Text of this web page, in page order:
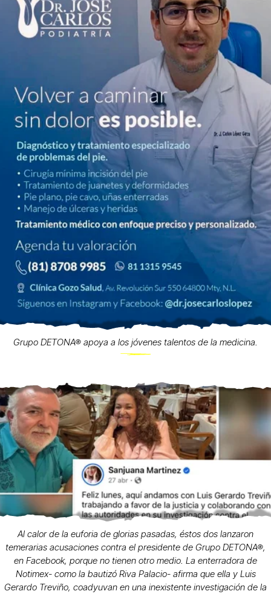
Grupo DETONA® apoya a los jóvenes talentos de la medicina.
Al calor de la euforia de glorias pasadas, éstos dos lanzaron
temerarias acusaciones contra el presidente de Grupo DETONA®,
en Facebook, porque no tienen otro medio. La enterradora de
Notimex- como la bautizó Riva Palacio- afirma que ella y Luis
Gerardo Treviño, coadyuvan en una inexistente investigación de la